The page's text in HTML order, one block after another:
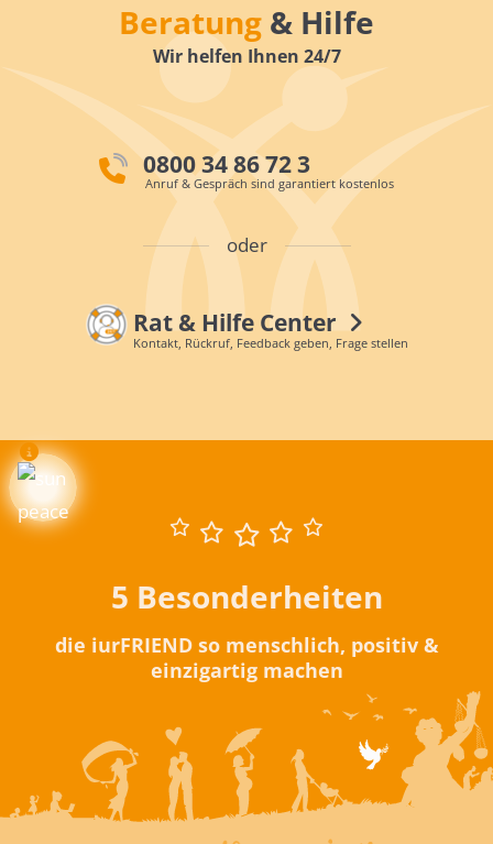
Beratung & Hilfe
Wir helfen Ihnen 24/7
0800 34 86 72 3
Anruf & Gespräch sind garantiert kostenlos
oder
Rat & Hilfe Center
Kontakt, Rückruf, Feedback geben, Frage stellen
5 Besonderheiten
die iurFRIEND so menschlich, positiv &
einzigartig machen